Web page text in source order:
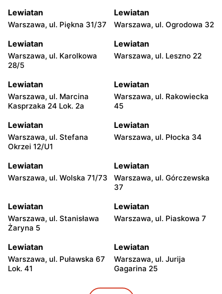
Lewiatan
Warszawa, ul. Piękna 31/37
Lewiatan
Warszawa, ul. Ogrodowa 32
Lewiatan
Warszawa, ul. Karolkowa
28/5
Lewiatan
Warszawa, ul. Leszno 22
Lewiatan
Warszawa, ul. Marcina
Kasprzaka 24 Lok. 2a
Lewiatan
Warszawa, ul. Rakowiecka
45
Lewiatan
Warszawa, ul. Stefana
Okrzei 12/U1
Lewiatan
Warszawa, ul. Płocka 34
Lewiatan
Warszawa, ul. Wolska 71/73
Lewiatan
Warszawa, ul. Górczewska
37
Lewiatan
Warszawa, ul. Stanisława
Żaryna 5
Lewiatan
Warszawa, ul. Piaskowa 7
Lewiatan
Warszawa, ul. Puławska 67
Lok. 41
Lewiatan
Warszawa, ul. Jurija
Gagarina 25
Lewiatan